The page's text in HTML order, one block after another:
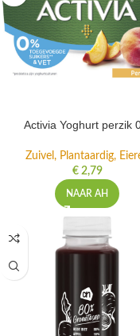
Activia Yoghurt perzik
Zuivel, Plantaardig,
€2,79
NAAR AH